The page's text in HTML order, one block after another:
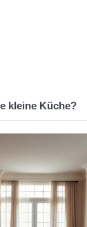
kleine Küche?